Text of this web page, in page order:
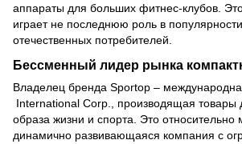
аппараты для больших фитнес-клубов.
играет не последнюю роль в
отечественных потребителей.
Бессменный лидер рынка
Владелец бренда Sportop –
International Corp., производящая товары
образа жизни и спорта. Это относительно
динамично развивающаяся компания с